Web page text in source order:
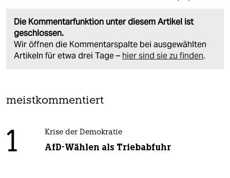
Die Kommentarfunktion unter diesem Artikel ist
geschlossen.
Wir öffnen die Kommentarspalte bei ausgewählten
Artikeln für etwa drei Tage – hier sind sie zu finden.
meistkommentiert
1 Krise der Demokratie
AfD-Wählen als Triebabfuhr